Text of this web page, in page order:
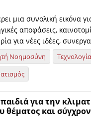
μια συνολική εικόνα
αποφάσεις,
για νέες ιδέες,
Νοημοσύνη
Τεχνολογία
για την
θέματος και